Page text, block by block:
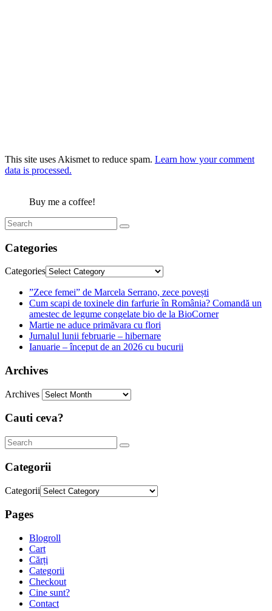
This site uses Akismet to reduce spam. Learn how your comment
data is processed.
Buy me a coffee!
Categories
Categories
”Zece femei” de Marcela Serrano, zece povești
Cum scapi de toxinele din farfurie în România? Comandă un
amestec de legume congelate bio de la BioCorner
Martie ne aduce primăvara cu flori
Jurnalul lunii februarie – hibernare
Ianuarie – început de an 2026 cu bucurii
Archives
Archives
Cauti ceva?
Categorii
Categorii
Pages
Blogroll
Cart
Cărți
Categorii
Checkout
Cine sunt?
Contact